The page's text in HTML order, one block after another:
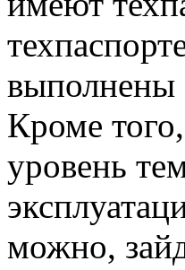
выполнены
Кроме
уровень
можно,